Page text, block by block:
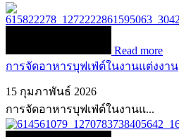
Read more
การจัดอาหารบุฟเฟ่ต์ในงานแต่งงาน
15 กุมภาพันธ์ 2026
การจัดอาหารบุฟเฟ่ต์ในงานแ...